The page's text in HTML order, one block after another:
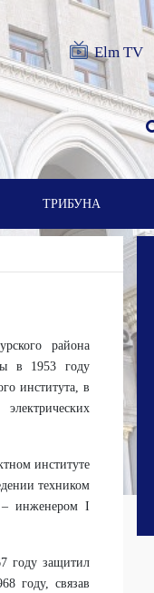
Elm TV
ТРИБУНА
района
в 1953 году
института, в
институте
техником
инженером I
году защитил
году, связав